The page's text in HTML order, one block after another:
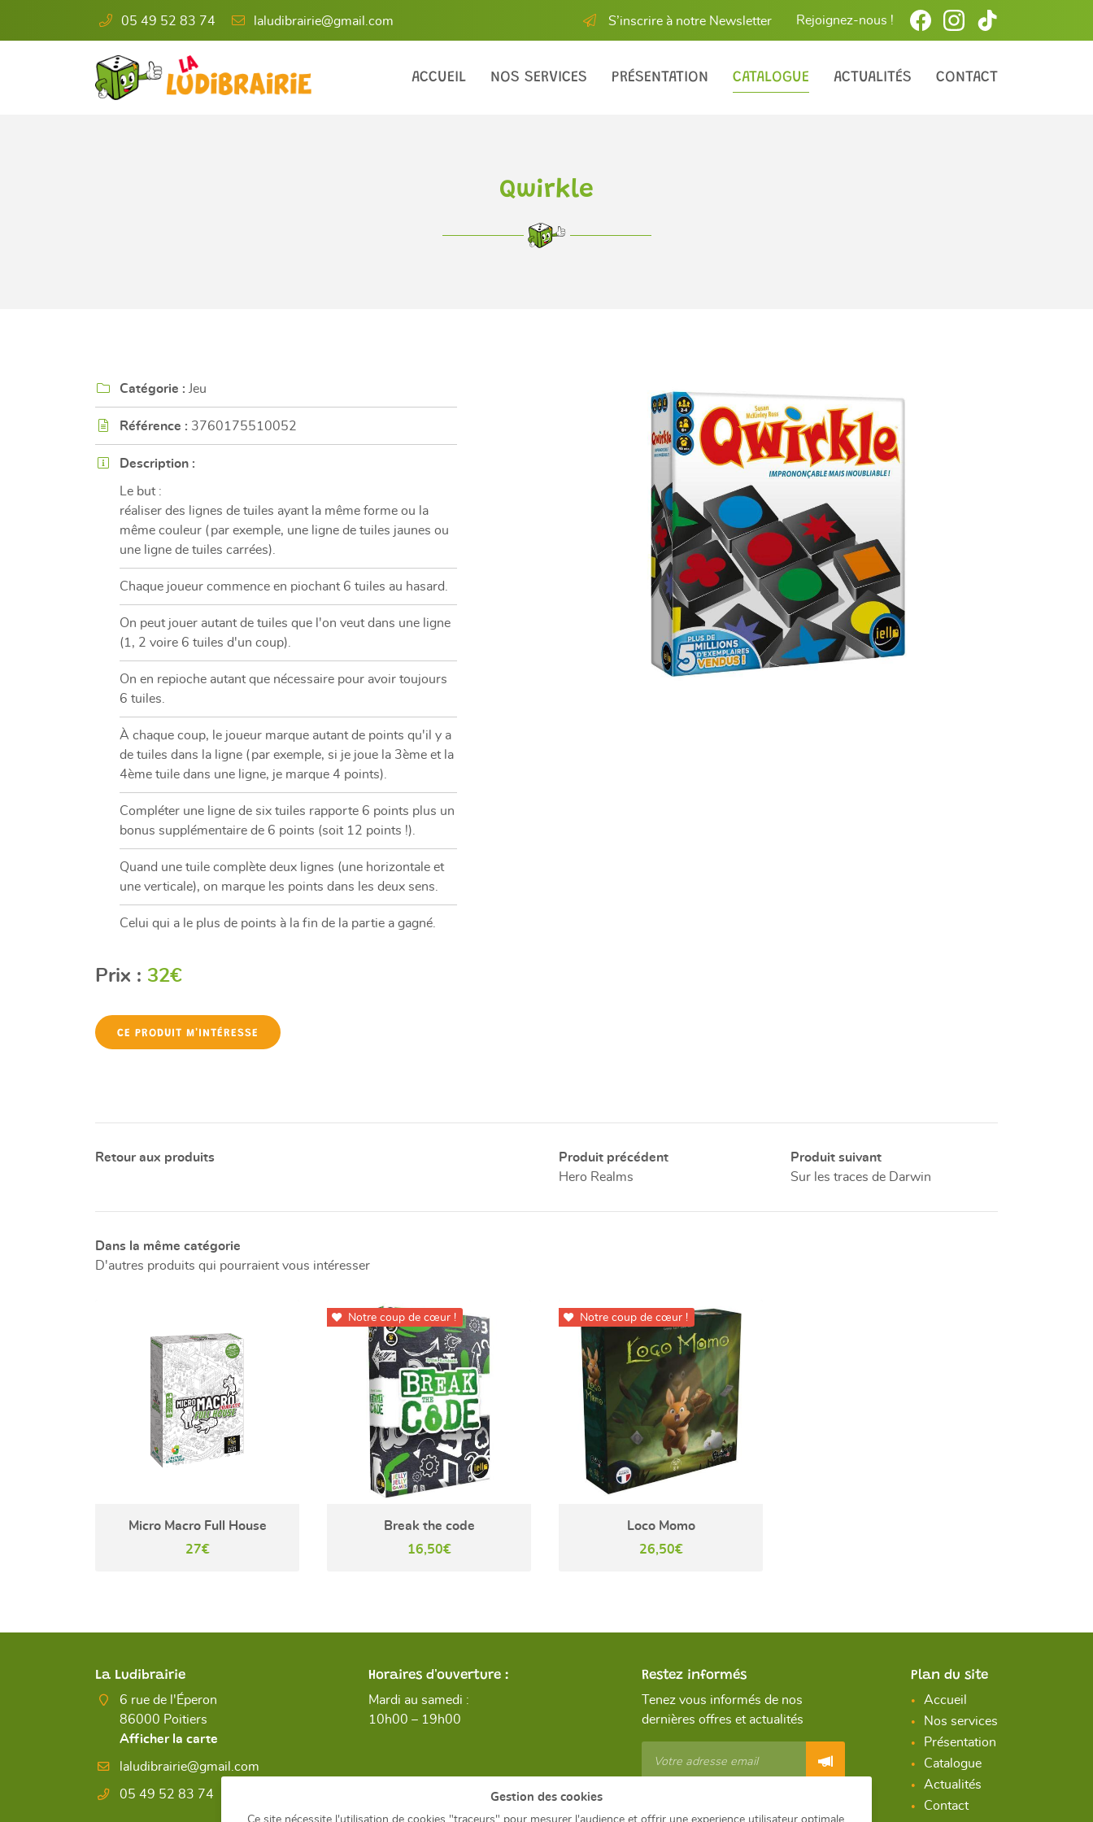
05 49 52 83 74 S’inscrire à notre Newsletter Rejoignez-nous !
ACCUEIL NOS SERVICES PRÉSENTATION CATALOGUE ACTUALITÉS CONTACT
86000 Poitiers
05 49 52 83 74
le formulaire de désinscription
INSCRIPTION
Qwirkle
 Catégorie : Jeu
 Référence : 3760175510052
 Description :
Le but :
réaliser des lignes de tuiles ayant la même forme ou la
même couleur (par exemple, une ligne de tuiles jaunes ou
une ligne de tuiles carrées).
Chaque joueur commence en piochant 6 tuiles au hasard.
On peut jouer autant de tuiles que l'on veut dans une ligne
(1, 2 voire 6 tuiles d'un coup).
On en repioche autant que nécessaire pour avoir toujours
6 tuiles.
À chaque coup, le joueur marque autant de points qu'il y a
de tuiles dans la ligne (par exemple, si je joue la 3ème et la
4ème tuile dans une ligne, je marque 4 points).
Compléter une ligne de six tuiles rapporte 6 points plus un
bonus supplémentaire de 6 points (soit 12 points !).
Quand une tuile complète deux lignes (une horizontale et
une verticale), on marque les points dans les deux sens.
Celui qui a le plus de points à la fin de la partie a gagné.
Prix : 32€
CE PRODUIT M'INTÉRESSE
Retour aux produits
Produit précédent
Hero Realms
Produit suivant
Sur les traces de Darwin
Dans la même catégorie
D'autres produits qui pourraient vous intéresser
Micro Macro Full House
27€
 Notre coup de cœur !
Break the code
16,50€
 Notre coup de cœur !
Loco Momo
26,50€
La Ludibrairie
6 rue de l'Éperon
86000 Poitiers
Afficher la carte
05 49 52 83 74
Horaires d'ouverture :
Mardi au samedi :
10h00 – 19h00
Restez informés
Tenez vous informés de nos
dernières offres et actualités
Plan du site
Accueil
Nos services
Présentation
Catalogue
Actualités
Contact
Gestion des cookies
Ce site nécessite l'utilisation de cookies "traceurs" pour mesurer l'audience et offrir une experience utilisateur optimale.